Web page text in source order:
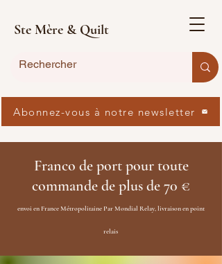
Ste Mère & Quilt
Franco de port pour toute
commande de plus de 70 €
envoi en France Métropolitaine Par Mondial Relay, livraison en point
relais
Abonnez-vous à notre newsletter